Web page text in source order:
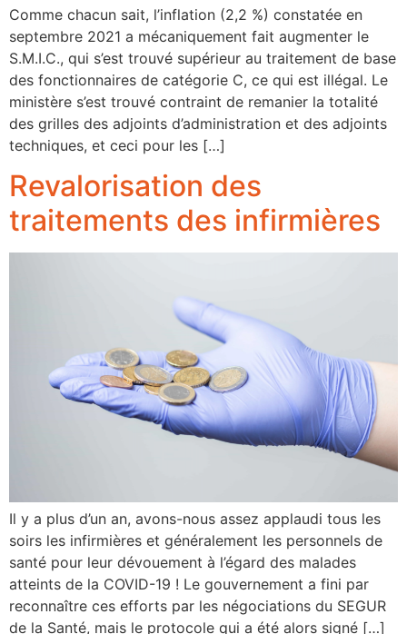
Comme chacun sait, l’inflation (2,2 %) constatée en
septembre 2021 a mécaniquement fait augmenter le
S.M.I.C., qui s’est trouvé supérieur au traitement de base
des fonctionnaires de catégorie C, ce qui est illégal. Le
ministère s’est trouvé contraint de remanier la totalité
des grilles des adjoints d’administration et des adjoints
techniques, et ceci pour les […]
Revalorisation des
traitements des infirmières
Il y a plus d’un an, avons-nous assez applaudi tous les
soirs les infirmières et généralement les personnels de
santé pour leur dévouement à l’égard des malades
atteints de la COVID-19 ! Le gouvernement a fini par
reconnaître ces efforts par les négociations du SEGUR
de la Santé, mais le protocole qui a été alors signé […]